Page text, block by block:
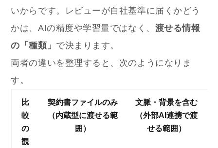
いからです。レビューが自社基準に届くかどう
かは、AIの精度や学習量ではなく、 渡せる情報
の「種類」 で決まります。
両者の違いを整理すると、次のようになりま
す。
比
較
の
観
契約書ファイルのみ
（内蔵型に渡せる範
囲）
文脈・背景を含む
（外部AI連携で渡
せる範囲）